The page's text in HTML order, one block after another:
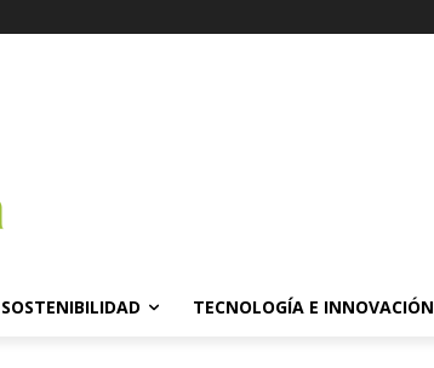
SOSTENIBILIDAD TECNOLOGÍA E INNOVACIÓN